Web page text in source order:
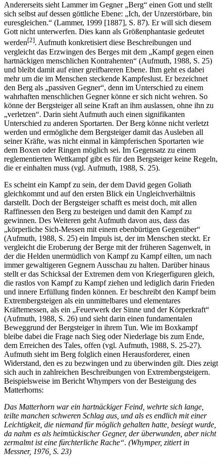
Andererseits sieht Lammer im Gegner „Berg“ einen Gott und stellt
sich selbst auf dessen göttliche Ebene: „Ich, der Unzerstörbare, bin
euresgleichen.“ (Lammer, 1999 [1887], S. 87). Er will sich diesem
Gott nicht unterwerfen. Dies kann als Größenphantasie gedeutet
werden[2]. Aufmuth konkretisiert diese Beschreibungen und
vergleicht das Erzwingen des Berges mit dem „Kampf gegen einen
hartnäckigen menschlichen Kontrahenten“ (Aufmuth, 1988, S. 25)
und bleibt damit auf einer greifbareren Ebene. Ihm geht es dabei
mehr um die im Menschen steckende Kampfeslust. Er bezeichnet
den Berg als „passiven Gegner“, denn im Unterschied zu einem
wahrhaften menschlichen Gegner könne er sich nicht wehren. So
könne der Bergsteiger all seine Kraft an ihm auslassen, ohne ihn zu
„verletzen“. Darin sieht Aufmuth auch einen signifikanten
Unterschied zu anderen Sportarten. Der Berg könne nicht verletzt
werden und ermögliche dem Bergsteiger damit das Ausleben all
seiner Kräfte, was nicht einmal in kämpferischen Sportarten wie
dem Boxen oder Ringen möglich sei. Im Gegensatz zu einem
reglementierten Wettkampf gibt es für den Bergsteiger keine Regeln,
die er einhalten muss (vgl. Aufmuth, 1988, S. 25).
Es scheint ein Kampf zu sein, der dem David gegen Goliath
gleichkommt und auf den ersten Blick ein Ungleichverhältnis
darstellt. Doch der Bergsteiger schafft es meist doch, mit allen
Raffinessen den Berg zu besteigen und damit den Kampf zu
gewinnen. Des Weiteren geht Aufmuth davon aus, dass das
„körperliche Sich-Messen mit einem ebenbürtigen Gegenüber“
(Aufmuth, 1988, S. 25) ein Impuls ist, der im Menschen steckt. Er
vergleicht die Eroberung der Berge mit der früheren Sagenwelt, in
der die Helden unermüdlich von Kampf zu Kampf eilten, um nach
immer gewaltigeren Gegnern Ausschau zu halten. Darüber hinaus
stellt er das Schicksal der Extremen dem von Kriegerfiguren gleich,
die rastlos von Kampf zu Kampf ziehen und lediglich darin Frieden
und innere Erfüllung finden können. Er beschreibt den Kampf beim
Extrembergsteigen als ein unmittelbares und elementares
Kräftemessen, als ein „Feuerwerk der Sinne und der Körperkraft“
(Aufmuth, 1988, S. 26) und sieht darin einen fundamentalen
Beweggrund der Bergsteiger in ihrem Tun. Wie im Boxkampf
bleibe dabei die Frage nach Sieg oder Niederlage bis zum Ende,
dem Erreichen des Tales, offen (vgl. Aufmuth, 1988, S. 25-27).
Aufmuth sieht im Berg folglich einen Herausforderer, einen
Widerstand, den es zu bezwingen und zu überwinden gilt. Dies zeigt
sich auch in zahlreichen Beschreibungen von Extrembergsteigern.
Beispielsweise im Bericht Whympers von der Besteigung des
Matterhorns:
Das Matterhorn war ein hartnäckiger Feind, wehrte sich lange,
teilte manchen schweren Schlag aus, und als es endlich mit einer
Leichtigkeit, die niemand für möglich gehalten hatte, besiegt wurde,
da nahm es als heimtückischer Gegner, der überwunden, aber nicht
zermalmt ist eine fürchterliche Rache“. (Whymper, zitiert in
Messner, 1976, S. 23)